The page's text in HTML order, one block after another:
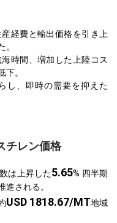
経費と輸出価格を引き上
時間、増加した上陸コス
下。
し、即時の需要を抑えた
チレン価格
は上昇した5.65% 四半期
進される。
USD 1818.67/MT地域